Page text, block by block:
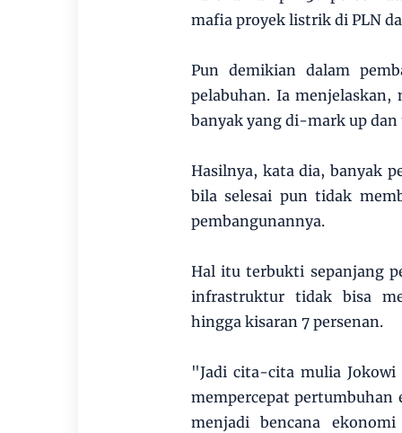
mafia proyek listrik di PLN
Pun demikian dalam
pelabuhan. Ia menjelaskan,
banyak yang di-mark up
Hasilnya, kata dia, banyak
bila selesai pun tidak
pembangunannya.
Hal itu terbukti sepanjang
infrastruktur tidak bisa
hingga kisaran 7 persenan.
"Jadi cita-cita mulia
mempercepat pertumbuhan
menjadi bencana